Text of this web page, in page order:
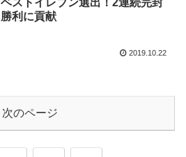
ベストイレブン選出！2連続完封
勝利に貢献
2019.10.22
次のページ